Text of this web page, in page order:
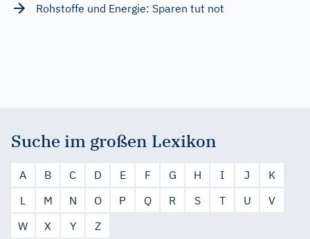
Rohstoffe und Energie: Sparen tut not
Suche im großen Lexikon
A B C D E F G H I J
K
L
M N O P Q R S T U
V
W
X Y Z